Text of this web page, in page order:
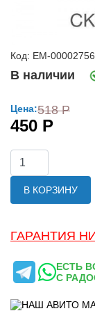
Код: ЕМ-00002756
В наличии
Цена:518 Р
450 Р
В КОРЗИНУ
ГАРАНТИЯ
ЕСТЬ
С